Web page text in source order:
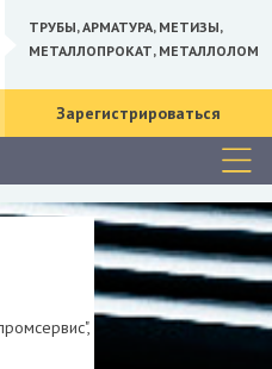
ТРУБЫ, АРМАТУРА, МЕТИЗЫ,
МЕТАЛЛОПРОКАТ, МЕТАЛЛОЛОМ
Зарегистрироваться